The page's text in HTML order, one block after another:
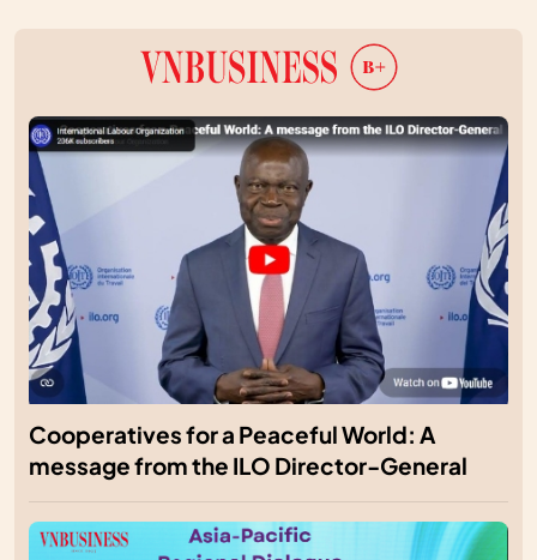
Cooperatives for a Peaceful World: A
message from the ILO Director-General